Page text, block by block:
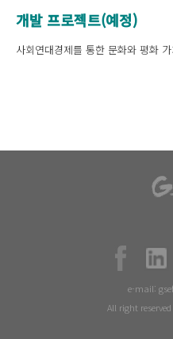
개발 프로젝트(예정)
사회연대경제를 통한 문화와 평화
e-mail:
All right